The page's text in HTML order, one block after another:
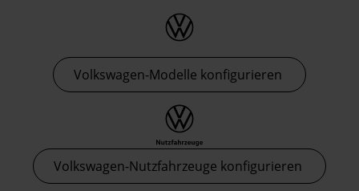
Volkswagen-Modelle konfigurieren
Volkswagen-Nutzfahrzeuge konfigurieren